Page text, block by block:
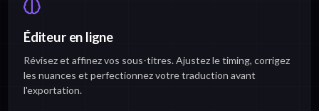
Éditeur en ligne
Révisez et affinez vos sous-titres. Ajustez le timing, corrigez
les nuances et perfectionnez votre traduction avant
l'exportation.